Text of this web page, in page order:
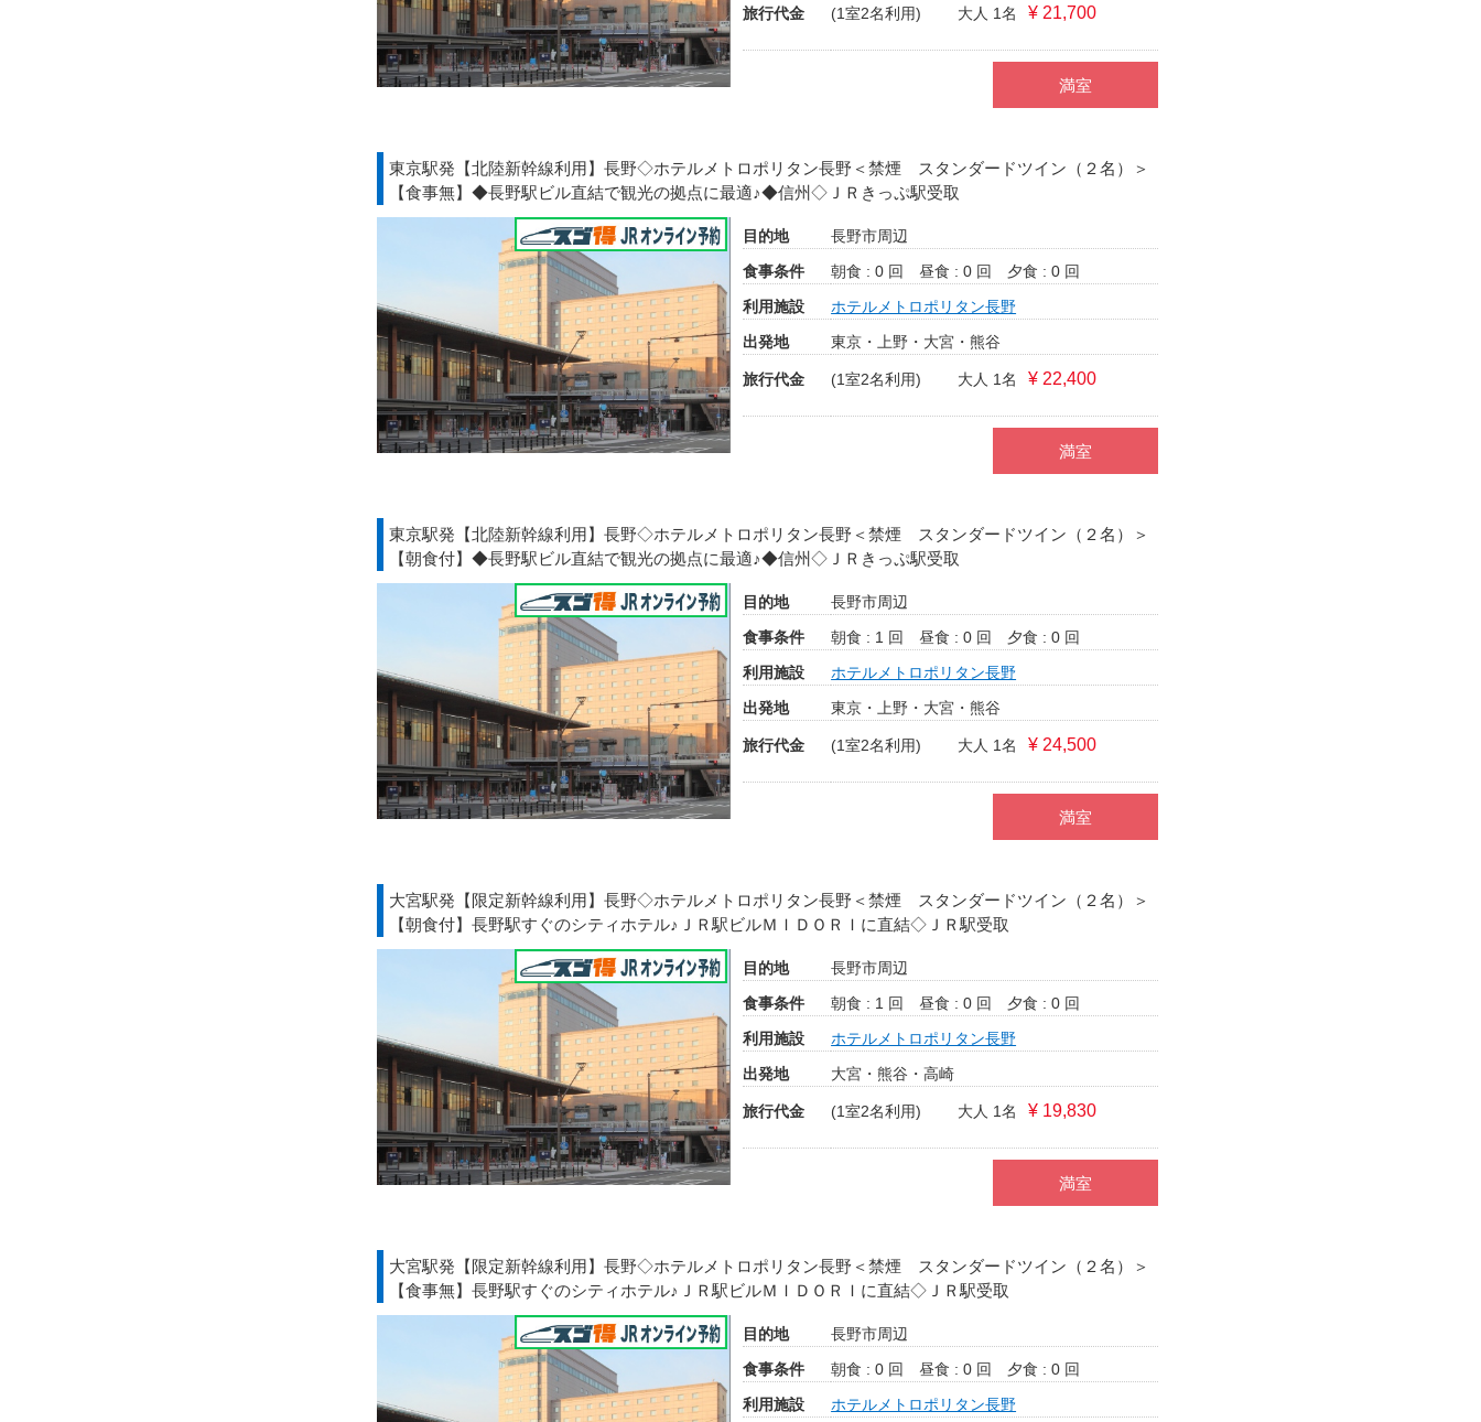
旅行代金 (1室2名利用) 大人 1名 ¥ 21,700
満室
東京駅発【北陸新幹線利用】長野◇ホテルメトロポリタン長野＜禁煙 スタンダードツイン（２名）＞
【食事無】◆長野駅ビル直結で観光の拠点に最適♪◆信州◇ＪＲきっぷ駅受取
目的地
長野市周辺
食事条件
朝食 : 0 回 昼食 : 0 回
夕食 : 0 回
利用施設
ホテルメトロポリタン長野
出発地
東京・上野・大宮・熊谷
旅行代金 (1室2名利用) 大人 1名 ¥ 22,400
満室
東京駅発【北陸新幹線利用】長野◇ホテルメトロポリタン長野＜禁煙 スタンダードツイン（２名）＞
【朝食付】◆長野駅ビル直結で観光の拠点に最適♪◆信州◇ＪＲきっぷ駅受取
目的地
長野市周辺
食事条件
朝食 : 1 回 昼食 : 0 回
夕食 : 0 回
利用施設
ホテルメトロポリタン長野
出発地
東京・上野・大宮・熊谷
旅行代金 (1室2名利用) 大人 1名 ¥ 24,500
満室
大宮駅発【限定新幹線利用】長野◇ホテルメトロポリタン長野＜禁煙 スタンダードツイン（２名）＞
【朝食付】長野駅すぐのシティホテル♪ＪＲ駅ビルＭＩＤＯＲＩに直結◇ＪＲ駅受取
目的地
長野市周辺
食事条件
朝食 : 1 回 昼食 : 0 回
夕食 : 0 回
利用施設
ホテルメトロポリタン長野
出発地
大宮・熊谷・高崎
旅行代金 (1室2名利用) 大人 1名 ¥ 19,830
満室
大宮駅発【限定新幹線利用】長野◇ホテルメトロポリタン長野＜禁煙 スタンダードツイン（２名）＞
【食事無】長野駅すぐのシティホテル♪ＪＲ駅ビルＭＩＤＯＲＩに直結◇ＪＲ駅受取
目的地
長野市周辺
食事条件
朝食 : 0 回 昼食 : 0 回
夕食 : 0 回
利用施設
ホテルメトロポリタン長野